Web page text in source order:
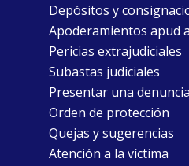
Depósitos y
Apoderamientos apud
Pericias extrajudiciales
Subastas judiciales
Presentar una denuncia
Orden de protección
Quejas y sugerencias
Atención a la víctima